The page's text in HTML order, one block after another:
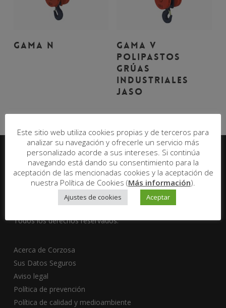
Leer Más
GAMA N Leer Más
GAMA V
Polipastos
Grúas
Industriales
JASO
Todos los derechos reservados.
Acerca de Corzosa
Sus Datos Seguros
Aviso legal
Política de prevención
Política de calidad y medioambiente
Este sitio web utiliza cookies propias y de terceros para
analizar su navegación y ofrecerle un servicio más
personalizado acorde a sus intereses. Si continúa
navegando está dando su consentimiento para la
aceptación de las mencionadas cookies y la aceptación de
nuestra Política de Cookies (Más información).
Ajustes de cookies Aceptar